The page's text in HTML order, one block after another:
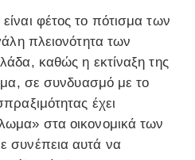
φέτος το πότισμα των
πλειονότητα των
καθώς η εκτίναξη της
σε συνδυασμό με το
έχει
στα οικονομικά των
συνέπεια αυτά να